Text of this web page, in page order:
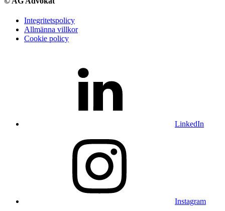
Integritetspolicy
Allmänna villkor
Cookie policy
LinkedIn
Instagram